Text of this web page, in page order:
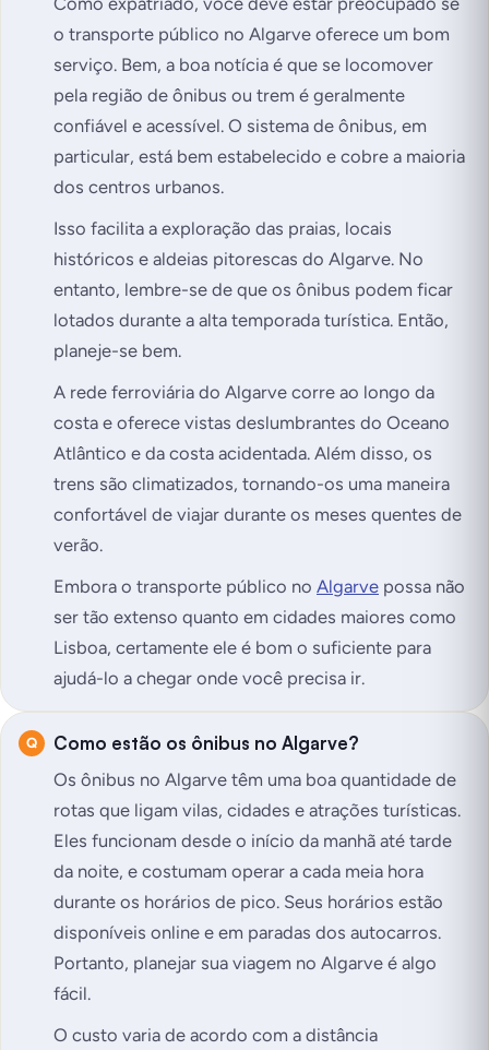
o transporte público no Algarve oferece um bom
serviço. Bem, a boa notícia é que se locomover
pela região de ônibus ou trem é geralmente
confiável e acessível. O sistema de ônibus, em
particular, está bem estabelecido e cobre a maioria
dos centros urbanos.
Isso facilita a exploração das praias, locais
históricos e aldeias pitorescas do Algarve. No
entanto, lembre-se de que os ônibus podem ficar
lotados durante a alta temporada turística. Então,
planeje-se bem.
A rede ferroviária do Algarve corre ao longo da
costa e oferece vistas deslumbrantes do Oceano
Atlântico e da costa acidentada. Além disso, os
trens são climatizados, tornando-os uma maneira
confortável de viajar durante os meses quentes de
verão.
Embora o transporte público no Algarve possa não
ser tão extenso quanto em cidades maiores como
Lisboa, certamente ele é bom o suficiente para
ajudá-lo a chegar onde você precisa ir.
Como estão os ônibus no Algarve?
Os ônibus no Algarve têm uma boa quantidade de
rotas que ligam vilas, cidades e atrações turísticas.
Eles funcionam desde o início da manhã até tarde
da noite, e costumam operar a cada meia hora
durante os horários de pico. Seus horários estão
disponíveis online e em paradas dos autocarros.
Portanto, planejar sua viagem no Algarve é algo
fácil.
O custo varia de acordo com a distância